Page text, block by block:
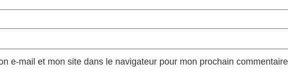
e-mail et mon site dans le navigateur pour mon prochain